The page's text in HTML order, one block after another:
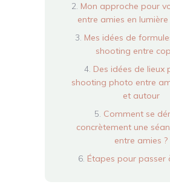
Mon approche pour
entre amies en
Mes idées de
shooting entre
Des idées de lieux
shooting photo entre
et autour
Comment se
concrètement une
entre amies ?
Étapes pour passer